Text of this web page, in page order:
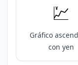
💹
Gráfico
con yen